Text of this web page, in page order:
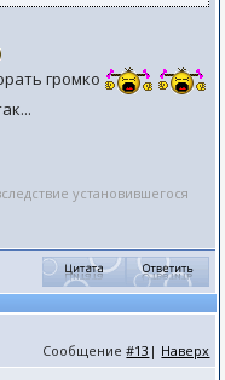
громко
установившегося
Сообщение#13 | Наверх